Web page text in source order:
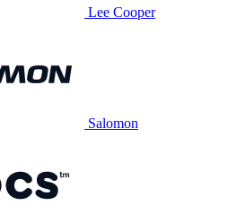
Lee Cooper
Salomon